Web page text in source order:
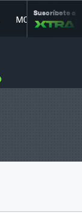
MOVILIDAD
Suscríbete a